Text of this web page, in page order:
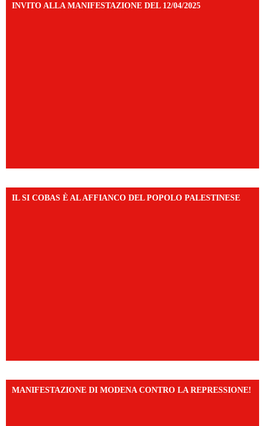
INVITO ALLA MANIFESTAZIONE DEL 12/04/2025
IL SI COBAS È AL AFFIANCO DEL POPOLO PALESTINESE
MANIFESTAZIONE DI MODENA CONTRO LA REPRESSIONE!